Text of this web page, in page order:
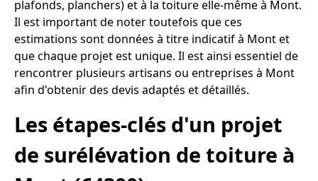
plafonds, planchers) et à la toiture elle-même à Mont.
Il est important de noter toutefois que ces
estimations sont données à titre indicatif à Mont et
que chaque projet est unique. Il est ainsi essentiel de
rencontrer plusieurs artisans ou entreprises à Mont
afin d'obtenir des devis adaptés et détaillés.
Les étapes-clés d'un projet
de surélévation de toiture à